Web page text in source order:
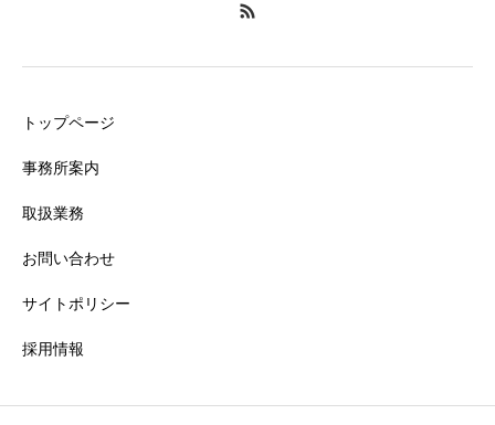
トップページ
事務所案内
取扱業務
お問い合わせ
サイトポリシー
採用情報